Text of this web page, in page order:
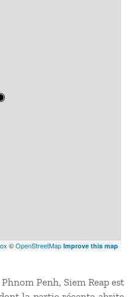
©OpenStreetMap Improve this map
Penh, Siem Reap est